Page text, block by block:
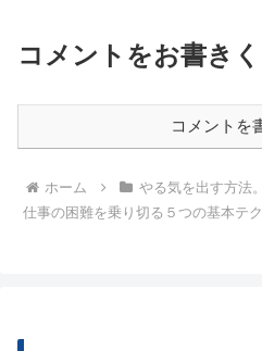
コメントをお書き
コメントを
ホーム やる気を出す方法。
仕事の困難を乗り切る５つの基本テク